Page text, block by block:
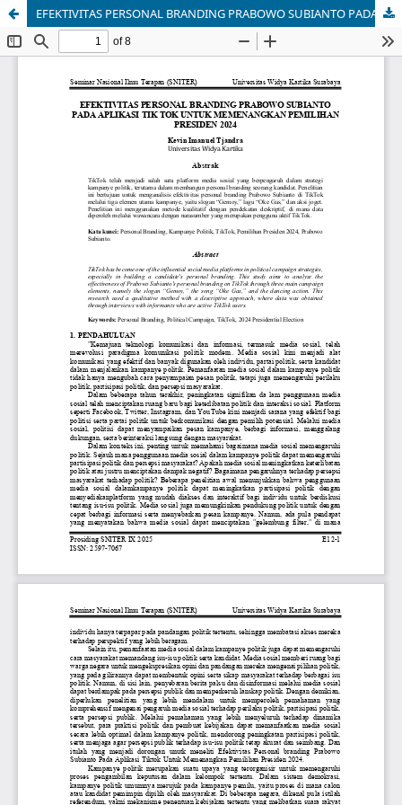
EFEKTIVITAS PERSONAL BRANDING PRABOWO SUBIANTO PADA APLIKASI TIK TOK UNTUK MEMENANGKAN PEMILIHAN PRESIDEN 2024